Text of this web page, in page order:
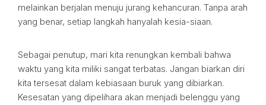
melainkan berjalan menuju jurang kehancuran. Tanpa arah
yang benar, setiap langkah hanyalah kesia-siaan.
Sebagai penutup, mari kita renungkan kembali bahwa
waktu yang kita miliki sangat terbatas. Jangan biarkan diri
kita tersesat dalam kebiasaan buruk yang dibiarkan.
Kesesatan yang dipelihara akan menjadi belenggu yang